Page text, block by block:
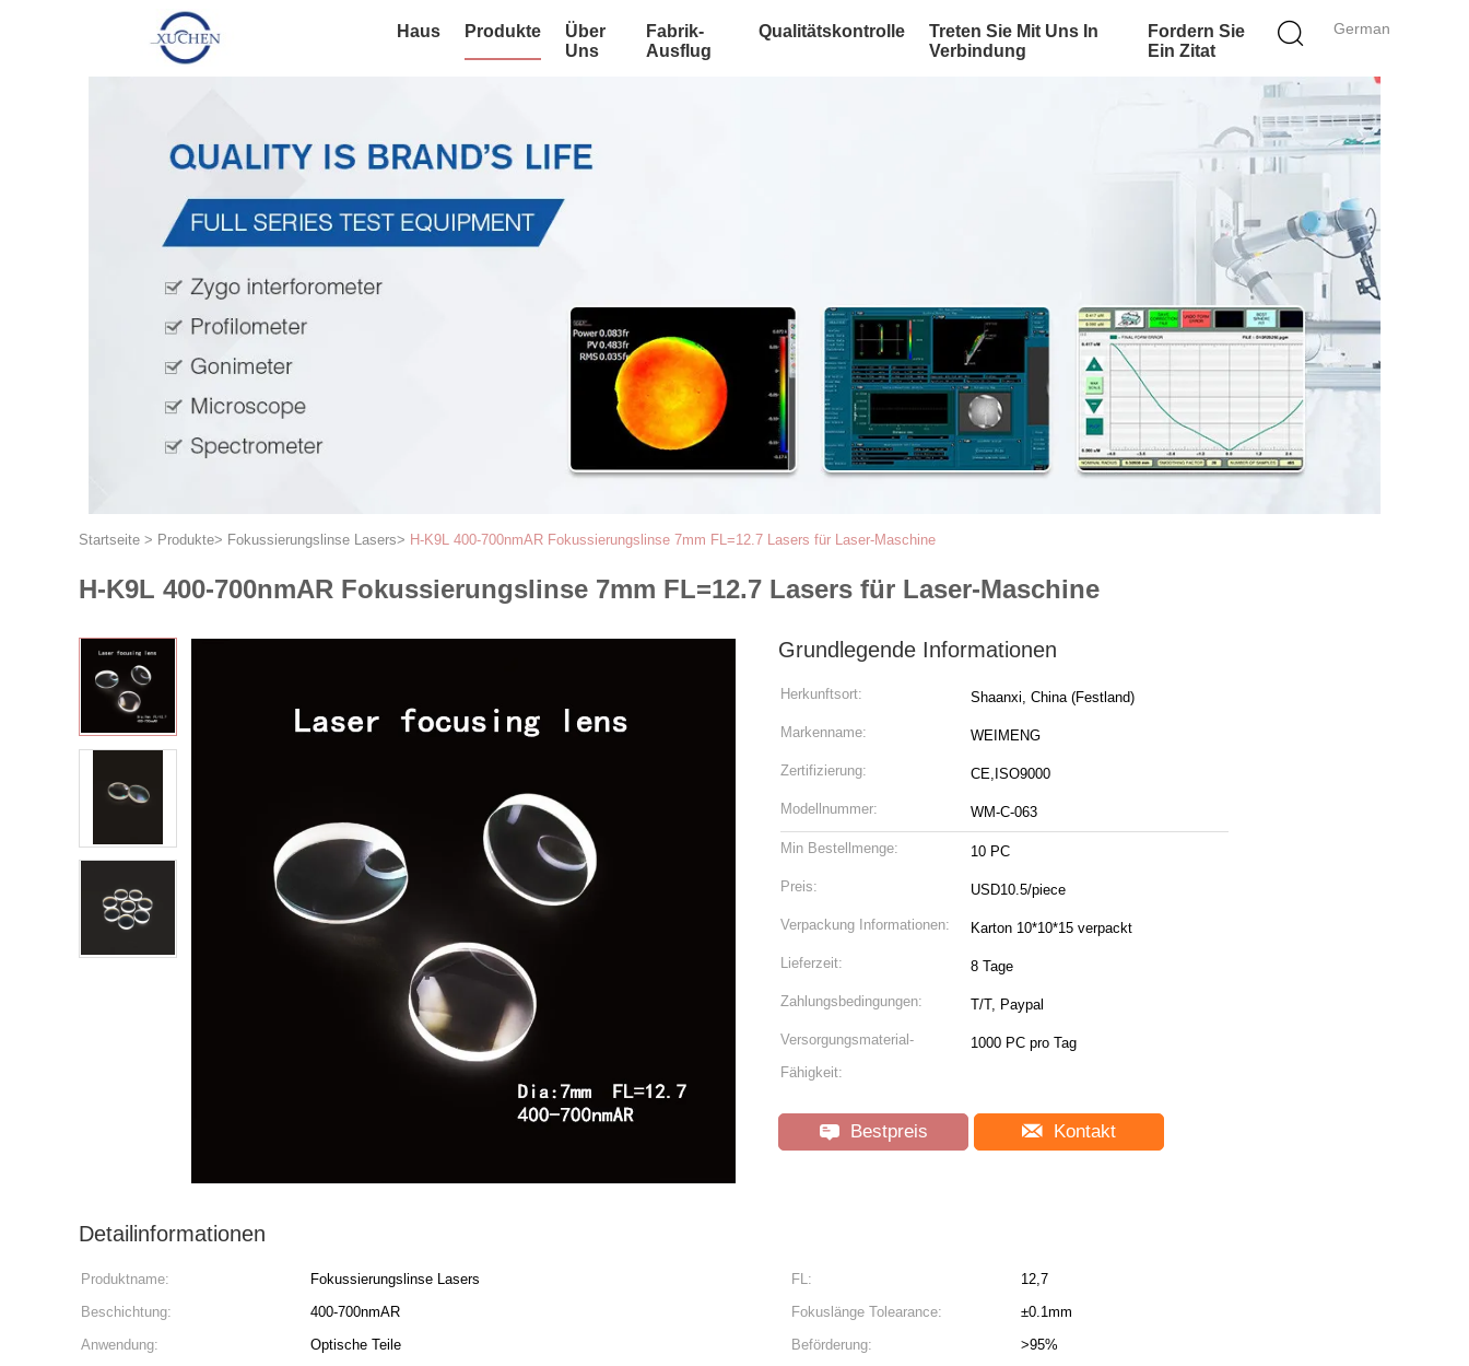
German
Haus Produkte
Über
Uns
Fabrik-
Ausflug
Qualitätskontrolle
Treten Sie Mit Uns In
Verbindung
Fordern Sie
Ein Zitat
Startseite > Produkte> Fokussierungslinse Lasers> H-K9L 400-700nmAR Fokussierungslinse 7mm FL=12.7 Lasers für Laser-Maschine
H-K9L 400-700nmAR Fokussierungslinse 7mm FL=12.7 Lasers für Laser-Maschine
Grundlegende Informationen
Herkunftsort: Shaanxi, China (Festland)
Markenname: WEIMENG
Zertifizierung: CE,ISO9000
Modellnummer: WM-C-063
Min Bestellmenge: 10 PC
Preis: USD10.5/piece
Verpackung Informationen: Karton 10*10*15 verpackt
Lieferzeit: 8 Tage
Zahlungsbedingungen: T/T, Paypal
Versorgungsmaterial-
Fähigkeit:
1000 PC pro Tag
Bestpreis Kontakt
Detailinformationen
Produktname: Fokussierungslinse Lasers FL:
12,7
Beschichtung:
400-700nmAR Fokuslänge Tolearance:
±0.1mm
Anwendung:
Optische Teile Beförderung:
>95%